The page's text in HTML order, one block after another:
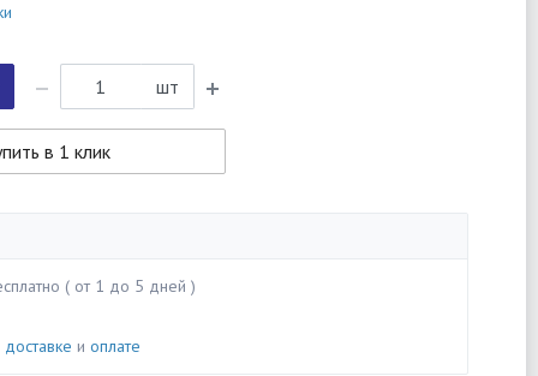
шт
в 1 клик
( от 1 до 5 дней )
доставке и оплате